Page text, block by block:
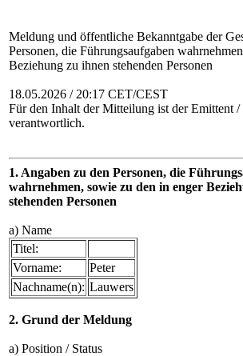
Meldung und öffentliche Bekanntgabe der
Personen, die Führungsaufgaben
Beziehung zu ihnen stehenden Personen
18.05.2026 / 20:17 CET/CEST
Für den Inhalt der Mitteilung ist der Emittent /
verantwortlich.
1. Angaben zu den Personen, die
wahrnehmen, sowie zu den in enger
stehenden Personen
a) Name
Titel:
Vorname:
Peter
Nachname(n): Lauwers
2. Grund der Meldung
a) Position / Status